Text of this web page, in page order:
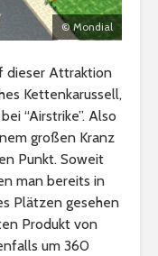
© Mondial
dieser Attraktion
Kettenkarussell,
“Airstrike”. Also
großen Kranz
Punkt. Soweit
man bereits in
Plätzen gesehen
Produkt von
um 360